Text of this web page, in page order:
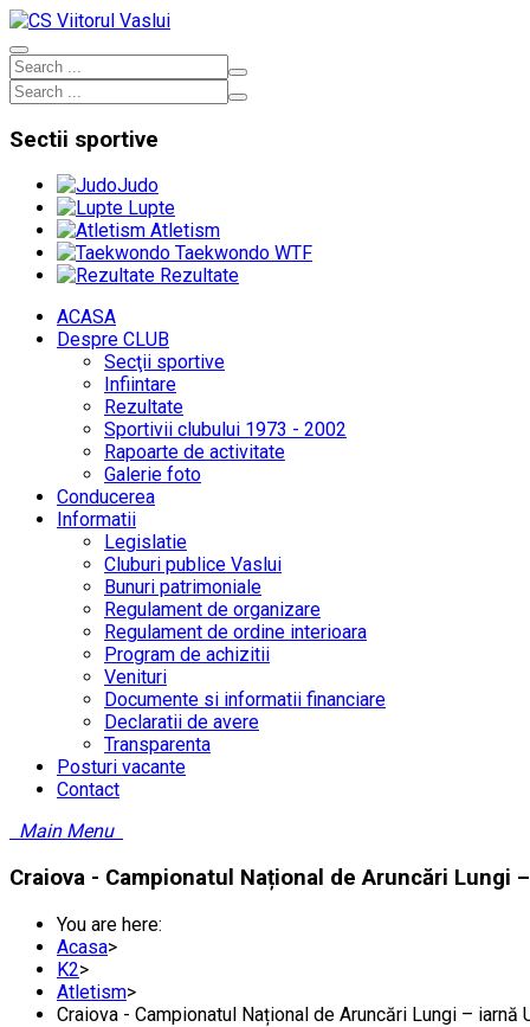
Sectii sportive
Judo
Lupte
Atletism
Taekwondo WTF
Rezultate
ACASA
Despre CLUB
Secţii sportive
Infiintare
Rezultate
Sportivii clubului 1973 - 2002
Rapoarte de activitate
Galerie foto
Conducerea
Informatii
Legislatie
Cluburi publice Vaslui
Bunuri patrimoniale
Regulament de organizare
Regulament de ordine interioara
Program de achizitii
Venituri
Documente si informatii financiare
Declaratii de avere
Transparenta
Posturi vacante
Contact
Main Menu
Craiova - Campionatul Național de Aruncări Lungi
You are here:
Acasa>
K2>
Atletism>
Craiova - Campionatul Național de Aruncări Lungi – iarnă